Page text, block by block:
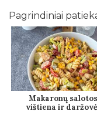
Pagrindiniai
Makaronų
vištiena ir